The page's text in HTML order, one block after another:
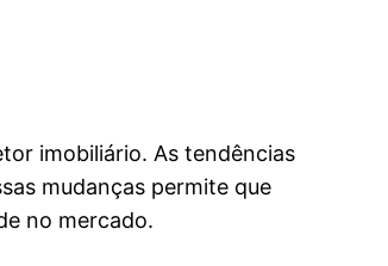
imobiliário. As tendências
mudanças permite que
no mercado.